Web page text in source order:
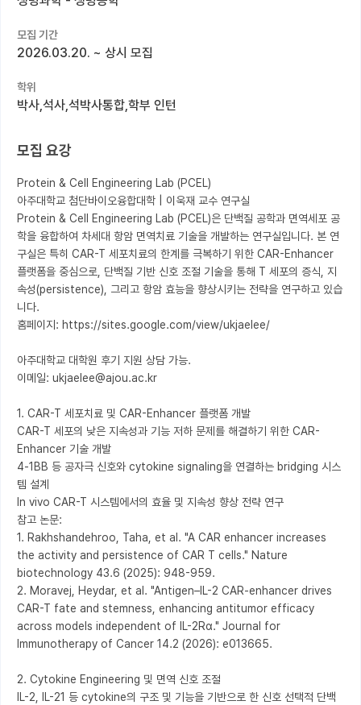
국내대학원 정보
연구실&오픈랩
커리어
반도체 아카데미
재팬라운지 🌸
모집 기간
2026.03.20. ~ 상시 모집
학위
박사,석사,석박사통합,학부 인턴
모집 요강
Protein & Cell Engineering Lab (PCEL)
아주대학교 첨단바이오융합대학 | 이욱재 교수 연구실
Protein & Cell Engineering Lab (PCEL)은 단백질 공학과 면역세포 공
학을 융합하여 차세대 항암 면역치료 기술을 개발하는 연구실입니다. 본 연
구실은 특히 CAR-T 세포치료의 한계를 극복하기 위한 CAR-Enhancer
플랫폼을 중심으로, 단백질 기반 신호 조절 기술을 통해 T 세포의 증식, 지
속성(persistence), 그리고 항암 효능을 향상시키는 전략을 연구하고 있습
니다.
홈페이지: https://sites.google.com/view/ukjaelee/
아주대학교 대학원 후기 지원 상담 가능.
이메일: ukjaelee@ajou.ac.kr
1. CAR-T 세포치료 및 CAR-Enhancer 플랫폼 개발
CAR-T 세포의 낮은 지속성과 기능 저하 문제를 해결하기 위한 CAR-
Enhancer 기술 개발
4-1BB 등 공자극 신호와 cytokine signaling을 연결하는 bridging 시스
템 설계
In vivo CAR-T 시스템에서의 효율 및 지속성 향상 전략 연구
참고 논문:
1. Rakhshandehroo, Taha, et al. "A CAR enhancer increases
the activity and persistence of CAR T cells." Nature
biotechnology 43.6 (2025): 948-959.
2. Moravej, Heydar, et al. "Antigen–IL-2 CAR-enhancer drives
CAR-T fate and stemness, enhancing antitumor efficacy
across models independent of IL-2Rα." Journal for
Immunotherapy of Cancer 14.2 (2026): e013665.
2. Cytokine Engineering 및 면역 신호 조절
IL-2, IL-21 등 cytokine의 구조 및 기능을 기반으로 한 신호 선택적 단백